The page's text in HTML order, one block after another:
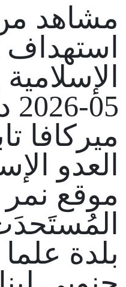
مشاهد
استهداف
ميركافا
العدو
موقع
بلدة